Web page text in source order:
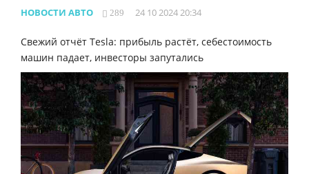
НОВОСТИ АВТО 289 24 10 2024 20:34
Свежий отчёт Tesla: прибыль растёт, себестоимость
машин падает, инвесторы запутались